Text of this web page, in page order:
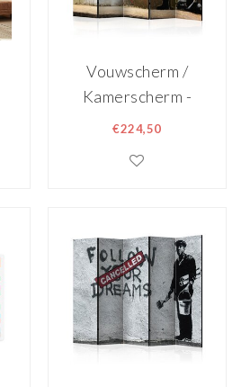
Vouwscherm /
Kamerscherm -
Banksy - Cave
€224,50